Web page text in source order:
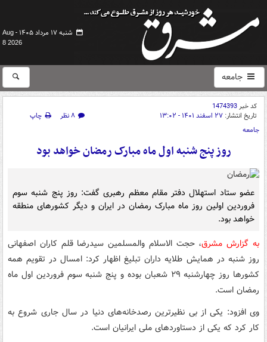
شنبه ۱۷ مرداد ۱۴۰۵ -
Aug
8 2026
جامعه
کد خبر1474393
تاریخ انتشار: ۲۷ اسفند ۱۴۰۱ - ۱۳:۰۲ ۸ نظر
چاپ
جامعه
روز پنج شنبه اول ماه مبارک رمضان خواهد بود
عضو ستاد استهلال دفتر مقام معظم رهبری گفت: روز پنج شنبه سوم
فروردین اولین روز ماه مبارک رمضان در ایران و دیگر کشورهای منطقه
خواهد بود.
به گزارش مشرق، حجت الاسلام والمسلمین سیدرضا قلم کاران اصفهانی
روز شنبه در همایش طلایه داران تبلیغ اظهار کرد: امسال در تقویم همه
کشورها روز چهارشنبه ۲۹ شعبان بوده و پنج شنبه سوم فروردین اول ماه
رمضان است.
وی افزود: یکی از بی نظیرترین رصدخانه‌های دنیا در سال جاری شروع به
کار کرد که یکی از دستاوردهای ملی ایرانیان است.